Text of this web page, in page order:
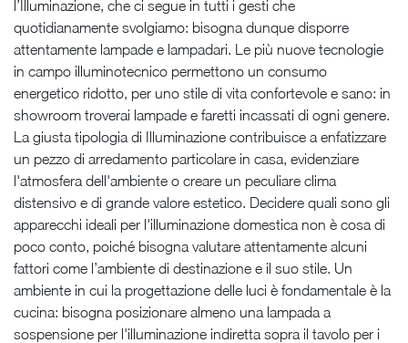
l’Illuminazione, che ci segue in tutti i gesti che
quotidianamente svolgiamo: bisogna dunque disporre
attentamente lampade e lampadari. Le più nuove tecnologie
in campo illuminotecnico permettono un consumo
energetico ridotto, per uno stile di vita confortevole e sano: in
showroom troverai lampade e faretti incassati di ogni genere.
La giusta tipologia di Illuminazione contribuisce a enfatizzare
un pezzo di arredamento particolare in casa, evidenziare
l'atmosfera dell'ambiente o creare un peculiare clima
distensivo e di grande valore estetico. Decidere quali sono gli
apparecchi ideali per l'illuminazione domestica non è cosa di
poco conto, poiché bisogna valutare attentamente alcuni
fattori come l’ambiente di destinazione e il suo stile. Un
ambiente in cui la progettazione delle luci è fondamentale è la
cucina: bisogna posizionare almeno una lampada a
sospensione per l'illuminazione indiretta sopra il tavolo per i